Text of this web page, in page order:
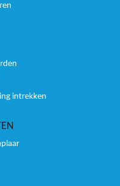
intrekken